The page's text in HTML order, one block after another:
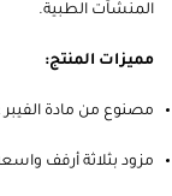
المنشآت الطبية.
مميزات المنتج:
مصنوع من مادة الفيبر
مزود بثلاثة أرفف